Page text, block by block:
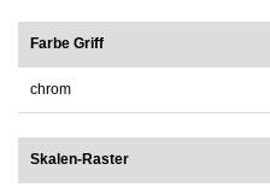
Farbe Griff
chrom
Skalen-Raster